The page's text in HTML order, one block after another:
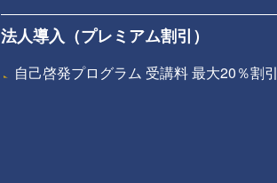
法人導入（プレミアム割引）
自己啓発プログラム 受講料 最大20％割引